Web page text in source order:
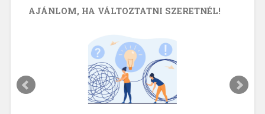
AJÁNLOM, HA VÁLTOZTATNI SZERETNÉL!